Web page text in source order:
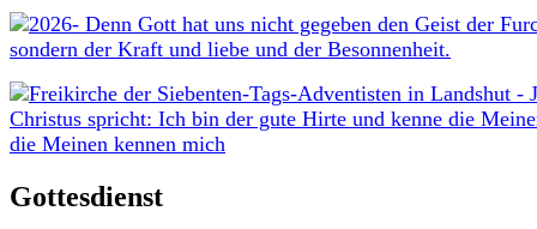
Gottesdienst